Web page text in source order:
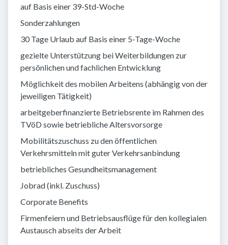
auf Basis einer 39-Std-Woche
Sonderzahlungen
30 Tage Urlaub auf Basis einer 5-Tage-Woche
gezielte Unterstützung bei Weiterbildungen zur
persönlichen und fachlichen Entwicklung
Möglichkeit des mobilen Arbeitens (abhängig von der
jeweiligen Tätigkeit)
arbeitgeberfinanzierte Betriebsrente im Rahmen des
TVöD sowie betriebliche Altersvorsorge
Mobilitätszuschuss zu den öffentlichen
Verkehrsmitteln mit guter Verkehrsanbindung
betriebliches Gesundheitsmanagement
Jobrad (inkl. Zuschuss)
Corporate Benefits
Firmenfeiern und Betriebsausflüge für den kollegialen
Austausch abseits der Arbeit